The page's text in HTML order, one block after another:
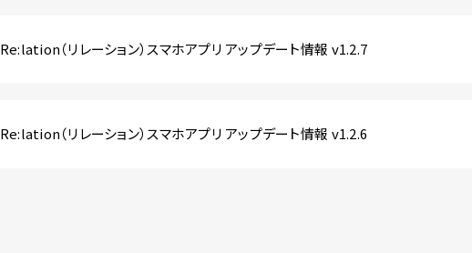
Re:lation（リレーション）スマホアプリ アップデート情報 v1.2.7
Re:lation（リレーション）スマホアプリ アップデート情報 v1.2.6